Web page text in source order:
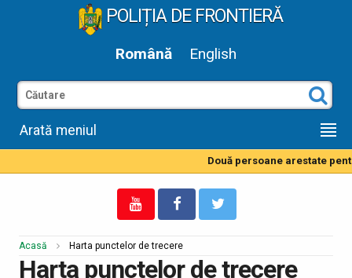
POLIȚIA DE FRONTIERĂ
Română English
Arată meniul
Două persoane arestate
Acasă Harta punctelor de trecere
Harta punctelor de trecere